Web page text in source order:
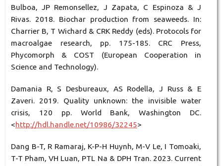
Bulboa, JP Remonsellez, J Zapata, C Espinoza & J
Rivas. 2018. Biochar production from seaweeds. In:
Charrier B, T Wichard & CRK Reddy (eds). Protocols for
macroalgae research, pp. 175-185. CRC Press,
Phycomorph & COST (European Cooperation in
Science and Technology).
Damania R, S Desbureaux, AS Rodella, J Russ & E
Zaveri. 2019. Quality unknown: the invisible water
crisis, 120 pp. World Bank, Washington DC.
<http://hdl.handle.net/10986/32245>
Dang B-T, R Ramaraj, K-P-H Huynh, M-V Le, I Tomoaki,
T-T Pham, VH Luan, PTL Na & DPH Tran. 2023. Current